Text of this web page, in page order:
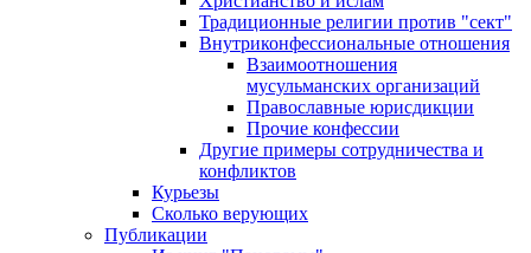
Традиционные религии против "сект"
Внутриконфессиональные отношения
Взаимоотношения
мусульманских организаций
Православные юрисдикции
Прочие конфессии
Другие примеры сотрудничества и
конфликтов
Курьезы
Сколько верующих
Публикации